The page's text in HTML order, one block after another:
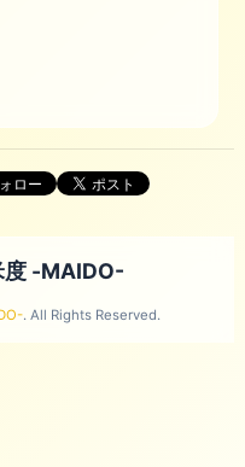
度 -MAIDO-
. All Rights Reserved.